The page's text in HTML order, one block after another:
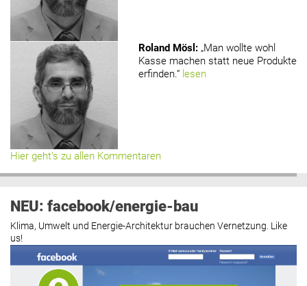
Roland Mösl : „Man wollte wohl
Kasse machen statt neue Produkte
erfinden.“ lesen
Hier geht’s zu allen Kommentaren
NEU: facebook/energie-bau
Klima, Umwelt und Energie-Architektur brauchen Vernetzung. Like
us!